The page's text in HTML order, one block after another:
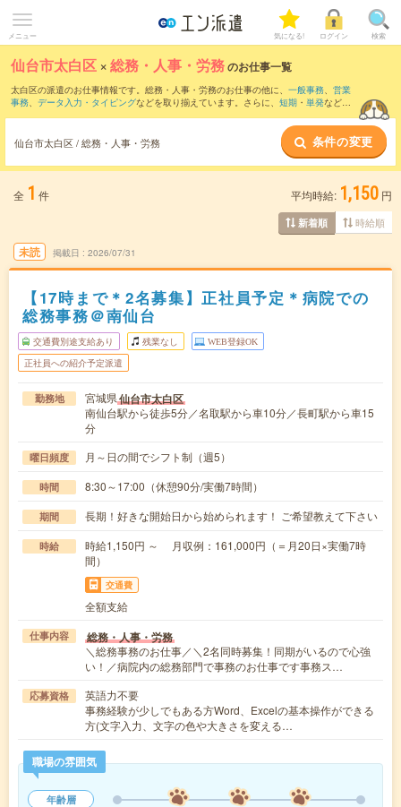
メニュー 気になる! ログイン 検索
仙台市太白区 ×総務・人事・労務のお仕事一覧
太白区の派遣のお仕事情報です。総務・人事・労務のお仕事の他に、 一般事務、 営業
事務、 データ入力・タイピングなどを取り揃えています。さらに、 短期 ・ 単発などの
仙台市太白区 / 総務・人事・労務 条件の変更
全 1 件 平均時給: 1,150 円
新着順 時給順
未読 掲載日 2026/07/31
【17時まで＊2名募集】正社員予定＊病院での
総務事務＠南仙台
交通費別途支給あり 残業なし WEB登録OK
正社員への紹介予定派遣
勤務地 宮城県仙台市太白区
南仙台駅から徒歩5分／名取駅から車10分／長町駅から車15
分
曜日頻度 月～日の間でシフト制（週5）
時間 8:30～17:00（休憩90分/実働7時間）
期間 長期！好きな開始日から始められます！ ご希望教えて下さい
時給
時給1,150円 ～ 月収例：161,000円（＝月20日×実働7時
間）
交通費
全額支給
仕事内容 総務・人事・労務
＼総務事務のお仕事／＼2名同時募集！同期がいるので心強
い！／病院内の総務部門で事務のお仕事です事務ス…
応募資格
英語力不要
事務経験が少しでもある方Word、Excelの基本操作ができる
方(文字入力、文字の色や大きさを変える…
職場の雰囲気
年齢層